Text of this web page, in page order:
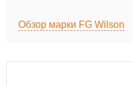
Обзор марки FG Wilson